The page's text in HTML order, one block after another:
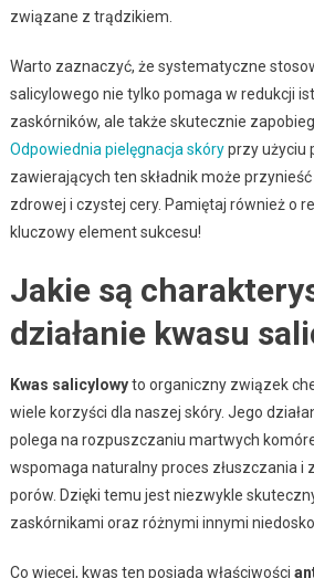
związane z trądzikiem.
Warto zaznaczyć, że systematyczne
salicylowego nie tylko pomaga w redukcji
zaskórników, ale także skutecznie
Odpowiednia pielęgnacja skóryprzy użyciu
zawierających ten składnik może
zdrowej i czystej cery. Pamiętaj również o
kluczowy element sukcesu!
Jakie są
działanie kwasu
Kwas salicylowyto organiczny związek
wiele korzyści dla naszej skóry. Jego
polega na rozpuszczaniu martwych
wspomaga naturalny proces złuszczania i
porów. Dzięki temu jest niezwykle
zaskórnikami oraz różnymi innymi
Co więcej, kwas ten posiada właściwości